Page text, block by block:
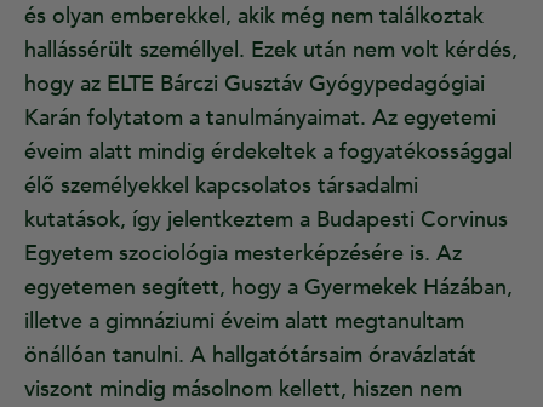
és olyan emberekkel, akik még nem találkoztak
hallássérült személlyel. Ezek után nem volt kérdés,
hogy az ELTE Bárczi Gusztáv Gyógypedagógiai
Karán folytatom a tanulmányaimat. Az egyetemi
éveim alatt mindig érdekeltek a fogyatékossággal
élő személyekkel kapcsolatos társadalmi
kutatások, így jelentkeztem a Budapesti Corvinus
Egyetem szociológia mesterképzésére is. Az
egyetemen segített, hogy a Gyermekek Házában,
illetve a gimnáziumi éveim alatt megtanultam
önállóan tanulni. A hallgatótársaim óravázlatát
viszont mindig másolnom kellett, hiszen nem